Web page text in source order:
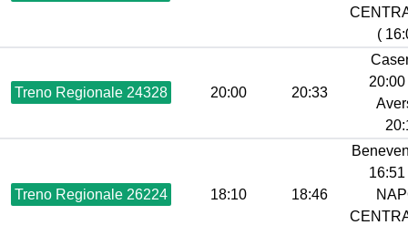
(
Treno Regionale 24328 20:00 20:33
20:00
Treno Regionale 26224 18:10 18:46
16:51